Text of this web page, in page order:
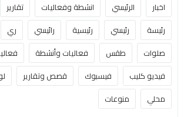
اخبار الرئيسي انشطة وفعاليات تقارير
رئيسة
رئيسي رئيسية رائيسي ري
صلوات
طقس فعاليات وأنشطة
فيديو كليب
فيسبوك قصص وتقارير
محلي
منوعات